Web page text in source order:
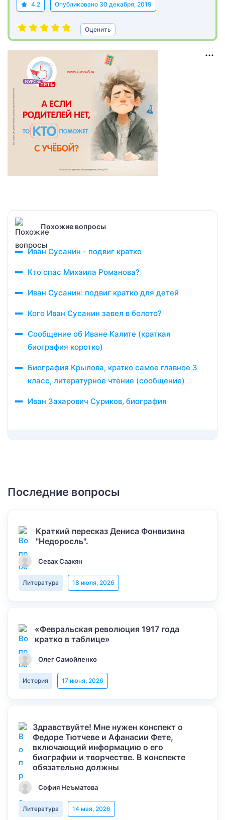
4.2 Опубликовано 30 декабря, 2019
Оценить
Похожие вопросы
Иван Сусанин - подвиг кратко
Кто спас Михаила Романова?
Иван Сусанин: подвиг кратко для детей
Кого Иван Сусанин завел в болото?
Сообщение об Иване Калите (краткая
биография коротко)
Биография Крылова, кратко самое главное 3
класс, литературное чтение (сообщение)
Иван Захарович Суриков, биография
Последние вопросы
Краткий пересказ Дениса Фонвизина
"Недоросль".
Севак Саакян
Литература 18 июля, 2026
«Февральская революция 1917 года
кратко в таблице»
Олег Самойленко
История 17 июня, 2026
Здравствуйте! Мне нужен конспект о
Федоре Тютчеве и Афанасии Фете,
включающий информацию о его
биографии и творчестве. В конспекте
обязательно должны
София Неъматова
Литература 14 мая, 2026